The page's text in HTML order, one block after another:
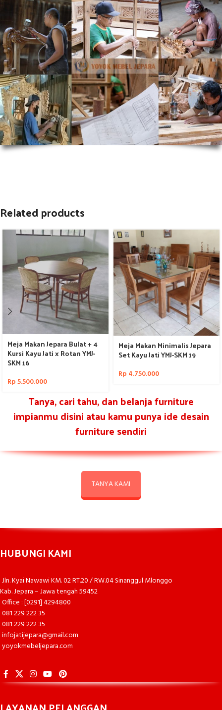
Related products
Meja Makan Jepara Bulat + 4
Kursi Kayu Jati x Rotan YMJ-
SKM 16
Rp5.500.000
Meja Makan Minimalis Jepara
Set Kayu Jati YMJ-SKM 19
Rp 4.750.000
Tanya, cari tahu, dan belanja furniture
impianmu disini atau kamu punya ide desain
furniture sendiri
TANYA KAMI
HUBUNGI KAMI
Jln. Kyai Nawawi KM. 02 RT.20 / RW.04 Sinanggul Mlonggo
Kab. Jepara – Jawa tengah 59452
Office : [0291] 4294800
081 229 222 35
081 229 222 35
infojatijepara@gmail.com
yoyokmebeljepara.com